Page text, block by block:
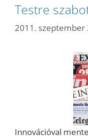
Testre
2011. szeptember
Innovációval